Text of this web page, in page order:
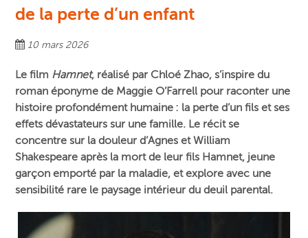
de la perte d’un enfant
10 mars 2026
Le film Hamnet, réalisé par Chloé Zhao, s’inspire du
roman éponyme de Maggie O’Farrell pour raconter une
histoire profondément humaine : la perte d’un fils et ses
effets dévastateurs sur une famille. Le récit se
concentre sur la douleur d’Agnes et William
Shakespeare après la mort de leur fils Hamnet, jeune
garçon emporté par la maladie, et explore avec une
sensibilité rare le paysage intérieur du deuil parental.